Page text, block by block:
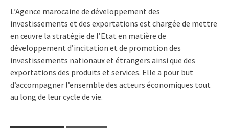
L’Agence marocaine de développement des
investissements et des exportations est chargée de mettre
en œuvre la stratégie de l’Etat en matière de
développement d’incitation et de promotion des
investissements nationaux et étrangers ainsi que des
exportations des produits et services. Elle a pour but
d’accompagner l’ensemble des acteurs économiques tout
au long de leur cycle de vie.